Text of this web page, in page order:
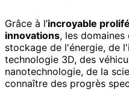
Grâce à l’incroyable
innovations, les
stockage de l'énergie, de
technologie 3D, des
nanotechnologie, de la
connaître des progrès